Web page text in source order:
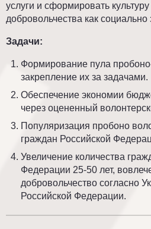
услуги и сформировать
добровольчества как социально
Задачи:
Формирование пула
закрепление их за задачами.
Обеспечение экономии
через оцененный
Популяризация пробоно
граждан Российской
Увеличение количества
Федерации 25-50 лет,
добровольчество согласно
Российской Федерации.